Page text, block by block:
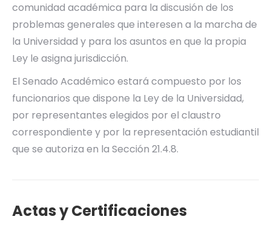
comunidad académica para la discusión de los
problemas generales que interesen a la marcha de
la Universidad y para los asuntos en que la propia
Ley le asigna jurisdicción.
El Senado Académico estará compuesto por los
funcionarios que dispone la Ley de la Universidad,
por representantes elegidos por el claustro
correspondiente y por la representación estudiantil
que se autoriza en la Sección 21.4.8.
Actas y Certificaciones